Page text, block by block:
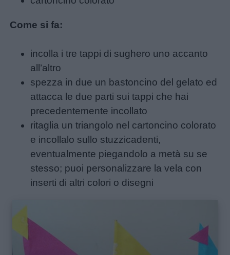
Come si fa:
incolla i tre tappi di sughero uno accanto
all’altro
spezza in due un bastoncino del gelato ed
attacca le due parti sui tappi che hai
precedentemente incollato
ritaglia un triangolo nel cartoncino colorato
e incollalo sullo stuzzicadenti,
eventualmente piegandolo a metà su se
stesso; puoi personalizzare la vela con
inserti di altri colori o disegni